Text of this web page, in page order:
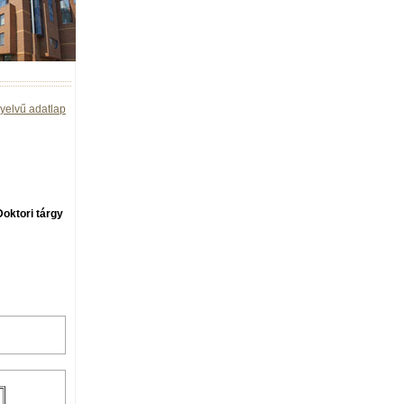
adatlap
tárgy